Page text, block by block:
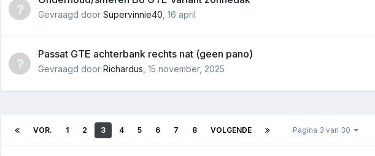
Gevraagd door Supervinnie40 16 april
Passat GTE achterbank rechts nat (geen pano)
Gevraagd door Richardus 15 november, 2025
VOR. 1 2 3 4 5 6 7 8 VOLGENDE Pagina 3 van 30